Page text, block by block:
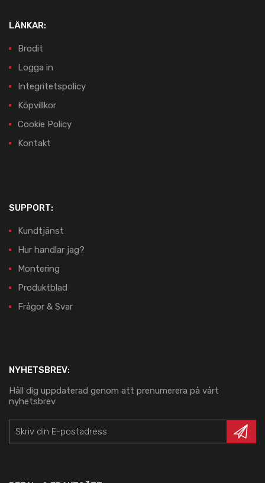
LÄNKAR:
Brodit
Logga in
Integritetspolicy
Köpvillkor
Cookie Policy
Kontakt
SUPPORT:
Kundtjänst
Hur handlar jag?
Montering
Produktblad
Frågor & Svar
NYHETSBREV:
Håll dig uppdaterad genom att prenumerera på vårt
nyhetsbrev